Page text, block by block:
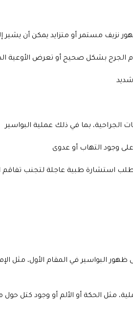
نزيف مستمر أو متزايد يمكن أن
الجرح بشكل صحيح أو تعرض الأوعية
الجراحية، بما في ذلك عملية البواسير
على وجود التهاب أو عدوى
استشارة طبية عاجلة لتجنب تفاقم
مثل الحكة أو الألم أو وجود كتل